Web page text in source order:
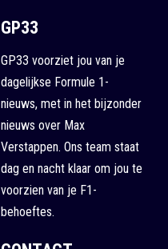
GP33
GP33 voorziet jou van je
dagelijkse Formule 1-
nieuws, met in het bijzonder
nieuws over Max
Verstappen. Ons team staat
dag en nacht klaar om jou te
voorzien van je F1-
behoeftes.